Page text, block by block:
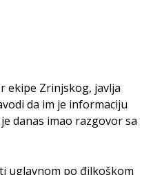
ekipe Zrinjskog, javlja
da im je informaciju
danas imao razgovor sa
uglavnom po đilkoškom